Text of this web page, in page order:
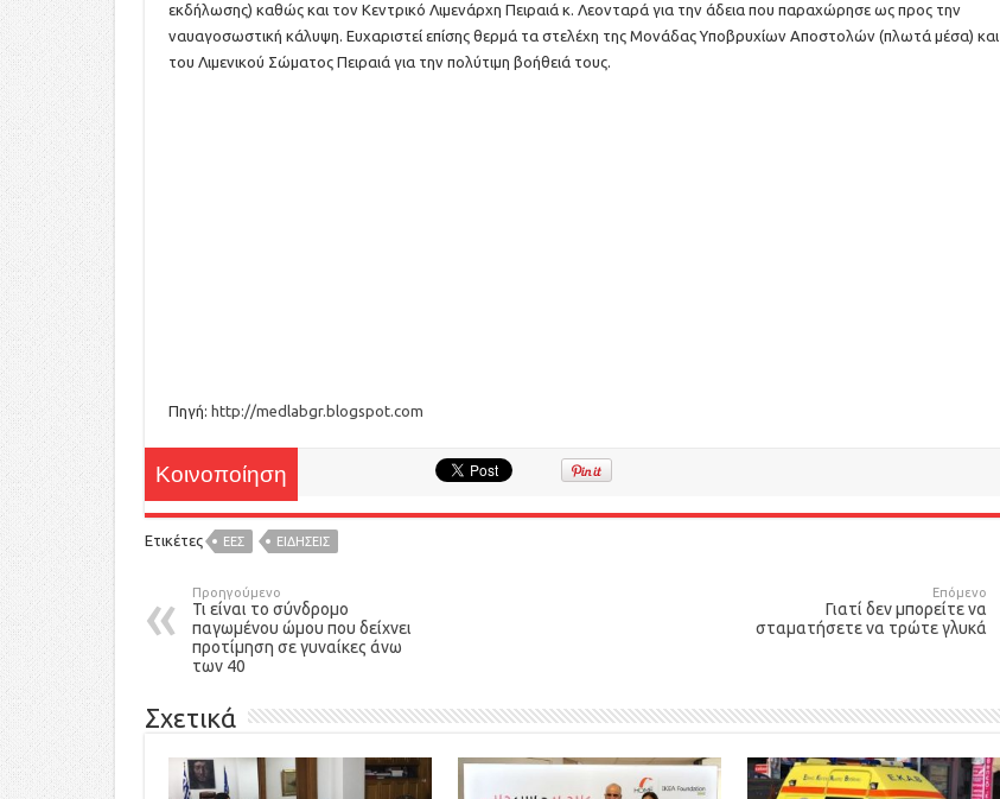
εκδήλωσης) καθώς και τον Κεντρικό Λιμενάρχη Πειραιά κ. Λεονταρά για την άδεια που παραχώρησε ως προς την
ναυαγοσωστική κάλυψη. Ευχαριστεί επίσης θερμά τα στελέχη της Μονάδας Υποβρυχίων Αποστολών (πλωτά μέσα) και
του Λιμενικού Σώματος Πειραιά για την πολύτιμη βοήθειά τους.
Πηγή: http://medlabgr.blogspot.com
Κοινοποίηση
Ετικέτες ΕΕΣ ΕΙΔΉΣΕΙΣ
Προηγούμενο
Τι είναι το σύνδρομο
παγωμένου ώμου που δείχνει
προτίμηση σε γυναίκες άνω
των 40
Επόμενο
Γιατί δεν μπορείτε να
σταματήσετε να τρώτε γλυκά
Σχετικά